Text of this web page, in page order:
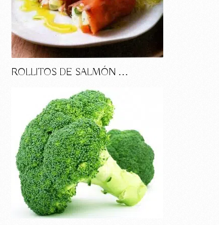
ROLLITOS DE SALMÓN …